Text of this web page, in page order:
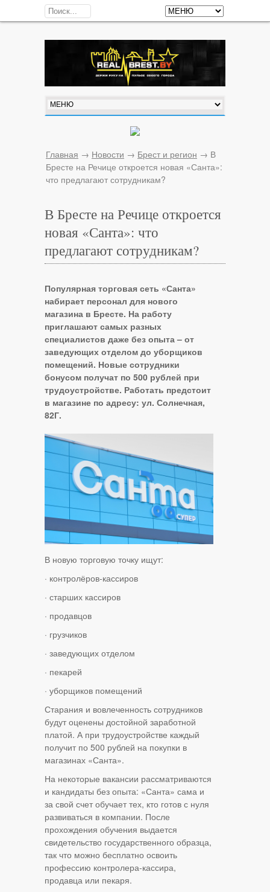
Главная → Новости → Брест и регион → В
Бресте на Речице откроется новая «Санта»:
что предлагают сотрудникам?
В Бресте на Речице откроется
новая «Санта»: что
предлагают сотрудникам?
Популярная торговая сеть «Санта»
набирает персонал для нового
магазина в Бресте. На работу
приглашают самых разных
специалистов даже без опыта – от
заведующих отделом до уборщиков
помещений. Новые сотрудники
бонусом получат по 500 рублей при
трудоустройстве. Работать предстоит
в магазине по адресу: ул. Солнечная,
82Г.
В новую торговую точку ищут:
· контролёров-кассиров
· старших кассиров
· продавцов
· грузчиков
· заведующих отделом
· пекарей
· уборщиков помещений
Старания и вовлеченность сотрудников
будут оценены достойной заработной
платой. А при трудоустройстве каждый
получит по 500 рублей на покупки в
магазинах «Санта».
На некоторые вакансии рассматриваются
и кандидаты без опыта: «Санта» сама и
за свой счет обучает тех, кто готов с нуля
развиваться в компании. После
прохождения обучения выдается
свидетельство государственного образца,
так что можно бесплатно освоить
профессию контролера-кассира,
продавца или пекаря.